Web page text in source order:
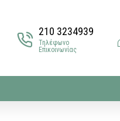
210 3234939
Τηλέφωνο
Επικοινωνίας